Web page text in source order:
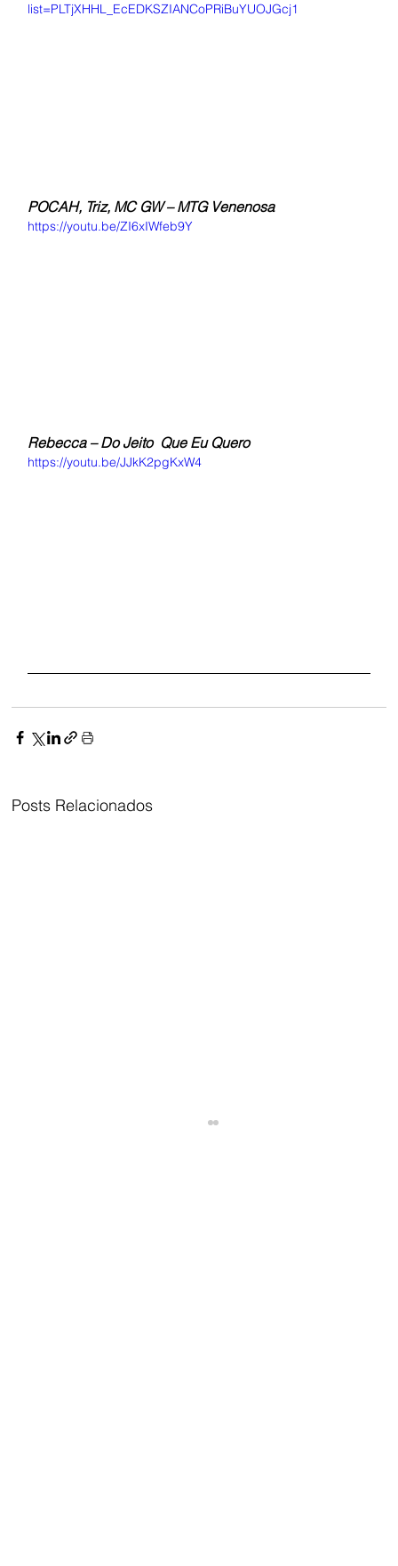
list=PLTjXHHL_EcEDKSZIANCoPRiBuYUOJGcj1
POCAH, Triz, MC GW – MTG Venenosa
https://youtu.be/ZI6xIWfeb9Y
Rebecca – Do Jeito  Que Eu Quero
https://youtu.be/JJkK2pgKxW4
Posts Relacionados